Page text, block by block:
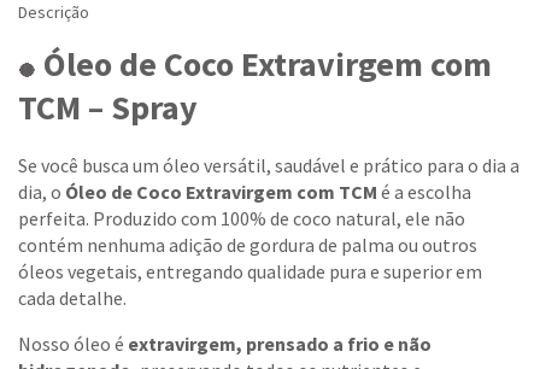
Descrição
🥥 Óleo de Coco Extravirgem com
TCM – Spray
Se você busca um óleo versátil, saudável e prático para o dia a
dia, o Óleo de Coco Extravirgem com TCM é a escolha
perfeita. Produzido com 100% de coco natural, ele não
contém nenhuma adição de gordura de palma ou outros
óleos vegetais, entregando qualidade pura e superior em
cada detalhe.
Nosso óleo é extravirgem, prensado a frio e não